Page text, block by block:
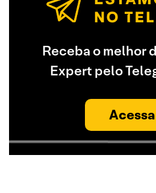
Receba o melhor
Expert pelo